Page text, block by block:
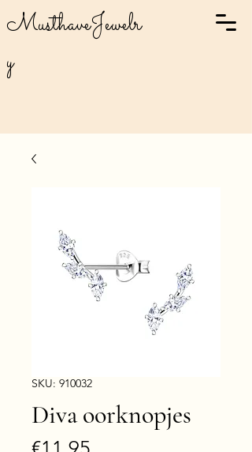
MusthaveJewelr
y
SKU: 910032
Diva oorknopjes